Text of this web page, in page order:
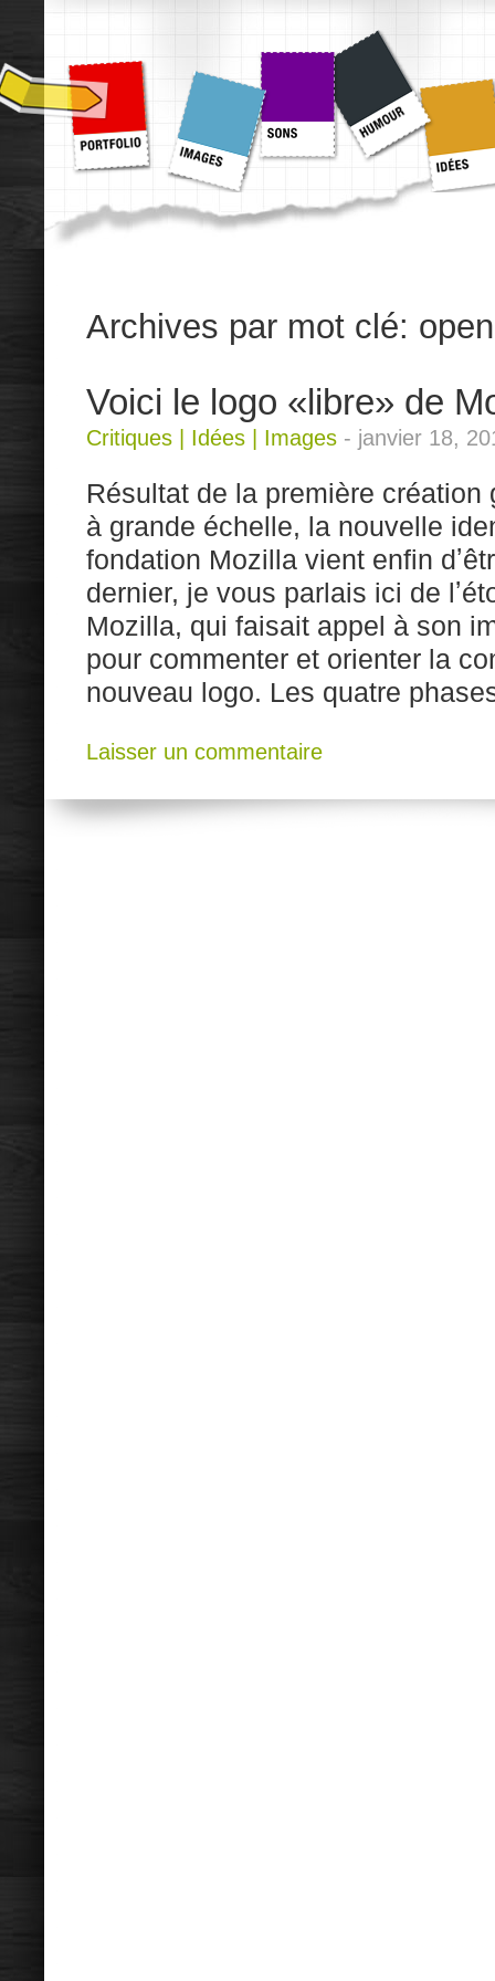
Archives par mot clé:
Voici le logo «libre» de
Critiques Idées Images - janvier 18,
Résultat de la première création
à grande échelle, la nouvelle
fondation Mozilla vient enfin
dernier, je vous parlais ici de
Mozilla, qui faisait appel à son
pour commenter et orienter la
nouveau logo. Les quatre
Laisser un commentaire